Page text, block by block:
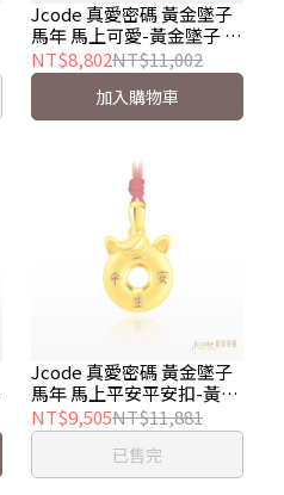
Jcode 真愛密碼 黃金墜子
馬年 馬上可愛-黃金墜子 金
重約 0.36 錢
NT$8,802NT$11,002
加入購物車
Jcode 真愛密碼 黃金墜子
馬年 馬上平安平安扣-黃金
墜子 金重約 0.40 錢±0.03
錢
NT$9,505NT$11,881
已售完